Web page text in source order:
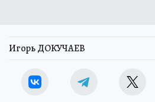
Игорь ДОКУЧАЕВ